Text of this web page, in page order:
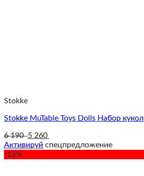
Stokke
Stokke MuTable Toys Dolls Набор кукол
6 190 5 260
Активируй спецпредложение
-15%